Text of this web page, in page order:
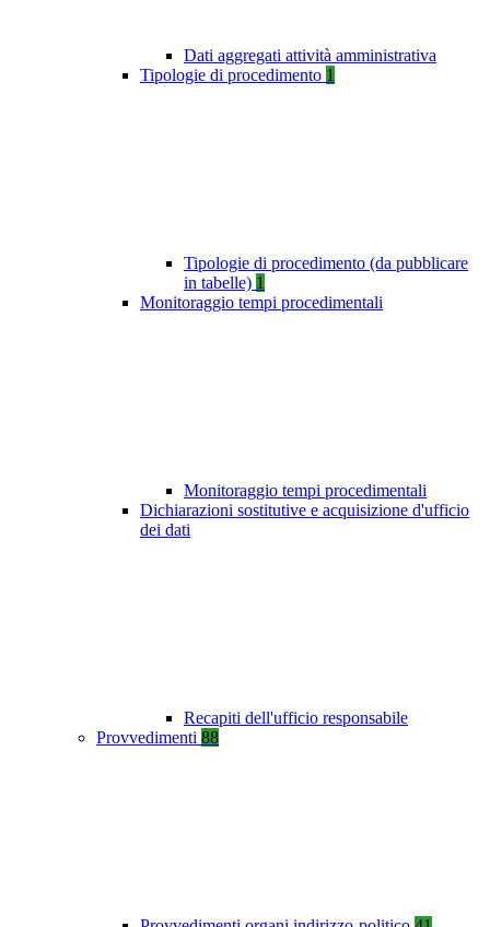
Dati aggregati attività amministrativa
Tipologie di procedimento 1
Tipologie di procedimento (da pubblicare
in tabelle) 1
Monitoraggio tempi procedimentali
Monitoraggio tempi procedimentali
Dichiarazioni sostitutive e acquisizione d'ufficio
dei dati
Recapiti dell'ufficio responsabile
Provvedimenti 88